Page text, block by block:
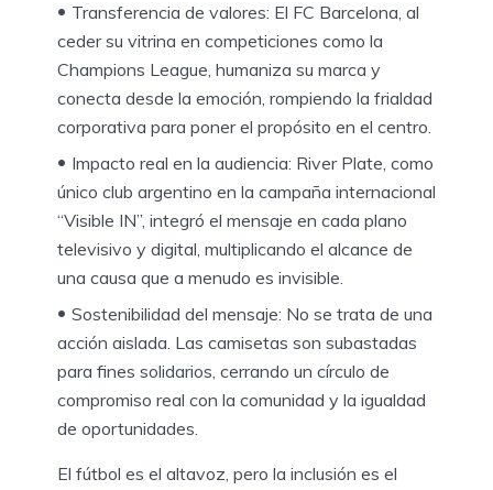
Transferencia de valores: El FC Barcelona, al
ceder su vitrina en competiciones como la
Champions League, humaniza su marca y
conecta desde la emoción, rompiendo la frialdad
corporativa para poner el propósito en el centro.
Impacto real en la audiencia: River Plate, como
único club argentino en la campaña internacional
“Visible IN”, integró el mensaje en cada plano
televisivo y digital, multiplicando el alcance de
una causa que a menudo es invisible.
Sostenibilidad del mensaje: No se trata de una
acción aislada. Las camisetas son subastadas
para fines solidarios, cerrando un círculo de
compromiso real con la comunidad y la igualdad
de oportunidades.
El fútbol es el altavoz, pero la inclusión es el